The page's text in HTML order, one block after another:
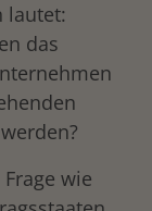
lautet:
das
wie